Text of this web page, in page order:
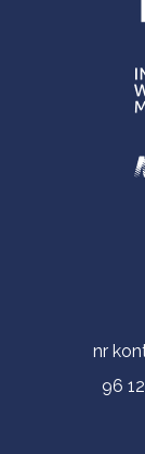
Informacje
nr
96